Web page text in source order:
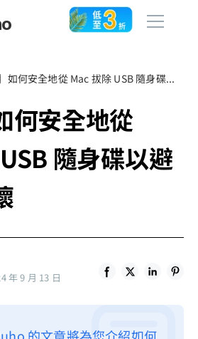
【教學】如何安全地從 Mac 拔除 USB 隨身碟以避免資料損壞
何安全地從
隨身碟以避
年 9 月 13 日